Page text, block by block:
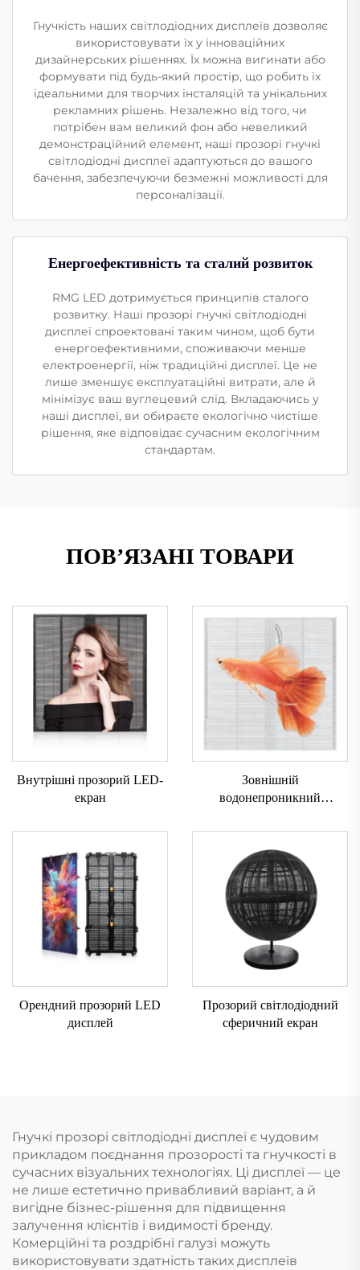
Гнучкість наших світлодіодних дисплеїв дозволяє
використовувати їх у інноваційних
дизайнерських рішеннях. Їх можна вигинати або
формувати під будь-який простір, що робить їх
ідеальними для творчих інсталяцій та унікальних
рекламних рішень. Незалежно від того, чи
потрібен вам великий фон або невеликий
демонстраційний елемент, наші прозорі гнучкі
світлодіодні дисплеї адаптуються до вашого
бачення, забезпечуючи безмежні можливості для
персоналізації.
Енергоефективність та сталий розвиток
RMG LED дотримується принципів сталого
розвитку. Наші прозорі гнучкі світлодіодні
дисплеї спроектовані таким чином, щоб бути
енергоефективними, споживаючи менше
електроенергії, ніж традиційні дисплеї. Це не
лише зменшує експлуатаційні витрати, але й
мінімізує ваш вуглецевий слід. Вкладаючись у
наші дисплеї, ви обираєте екологічно чистіше
рішення, яке відповідає сучасним екологічним
стандартам.
ПОВ’ЯЗАНІ ТОВАРИ
Внутрішні прозорий LED-
екран
Зовнішній
водонепроникний
Орендний прозорий LED
дисплей
Прозорий світлодіодний
сферичний екран
Гнучкі прозорі світлодіодні дисплеї є чудовим
прикладом поєднання прозорості та гнучкості в
сучасних візуальних технологіях. Ці дисплеї — це
не лише естетично привабливий варіант, а й
вигідне бізнес-рішення для підвищення
залучення клієнтів і видимості бренду.
Комерційні та роздрібні галузі можуть
використовувати здатність таких дисплеїв